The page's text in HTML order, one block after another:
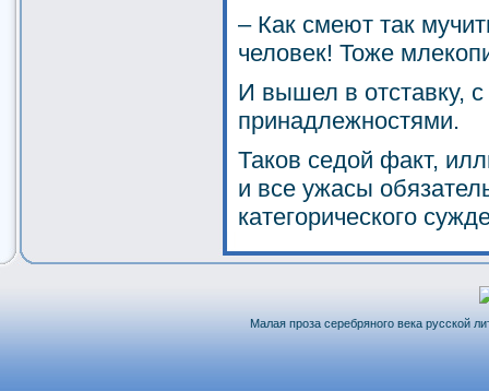
– Как смеют так
человек! Тоже
И вышел в отставку,
принадлежностями.
Таков седой факт,
и все ужасы
категорического
Малая проза серебряного века русской